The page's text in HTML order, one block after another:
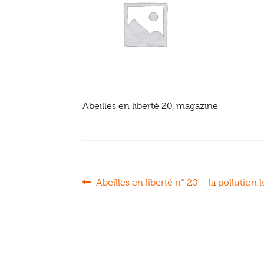
Abeilles en liberté 20, magazine
Navigation
Article
Abeilles en liberté n° 20 – la pollution